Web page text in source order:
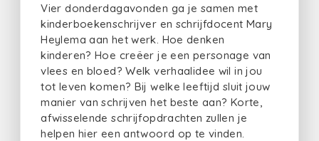
Vier donderdagavonden ga je samen met
kinderboekenschrijver en schrijfdocent Mary
Heylema aan het werk. Hoe denken
kinderen? Hoe creëer je een personage van
vlees en bloed? Welk verhaalidee wil in jou
tot leven komen? Bij welke leeftijd sluit jouw
manier van schrijven het beste aan? Korte,
afwisselende schrijfopdrachten zullen je
helpen hier een antwoord op te vinden.